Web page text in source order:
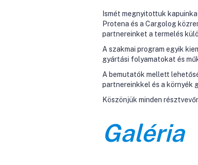
Ismét megnyitottuk
Protena és a Cargolog
partnereinket a termelés
A szakmai program egyik
gyártási folyamatokat és
A bemutatók mellett
partnereinkkel és a környék
Köszönjük minden
Galéria